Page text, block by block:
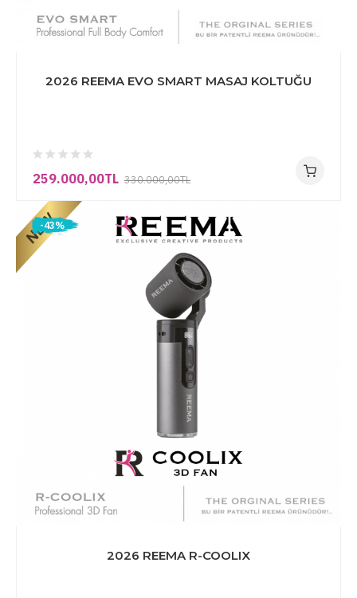
2026 REEMA EVO SMART MASAJ KOLTUĞU
259.000,00TL 330.000,00TL
-43%
2026 REEMA R-COOLIX